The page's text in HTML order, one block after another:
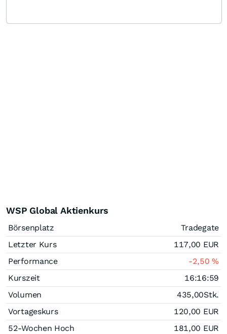
WSP Global Aktienkurs
Börsenplatz
Tradegate
Letzter Kurs
117,00 EUR
Performance
-2,50%
Kurszeit
16:16:59
Volumen
435,00Stk.
Vortageskurs
120,00 EUR
52-Wochen Hoch
181,00 EUR